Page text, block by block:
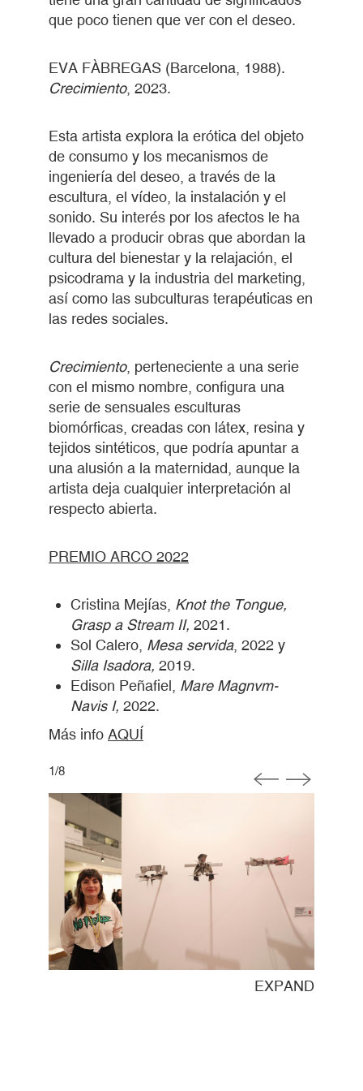
que poco tienen que ver con el deseo.
EVA FÀBREGAS (Barcelona, 1988).
Crecimiento, 2023.
Esta artista explora la erótica del objeto
de consumo y los mecanismos de
ingeniería del deseo, a través de la
escultura, el vídeo, la instalación y el
sonido. Su interés por los afectos le ha
llevado a producir obras que abordan la
cultura del bienestar y la relajación, el
psicodrama y la industria del marketing,
así como las subculturas terapéuticas en
las redes sociales.
Crecimiento, perteneciente a una serie
con el mismo nombre, configura una
serie de sensuales esculturas
biomórficas, creadas con látex, resina y
tejidos sintéticos, que podría apuntar a
una alusión a la maternidad, aunque la
artista deja cualquier interpretación al
respecto abierta.
PREMIO ARCO 2022
Cristina Mejías, Knot the Tongue,
Grasp a Stream II, 2021.
Sol Calero, Mesa servida, 2022 y
Silla Isadora, 2019.
Edison Peñafiel, Mare Magnvm-
Navis I, 2022.
Más info AQUÍ
EXPAND
1/8